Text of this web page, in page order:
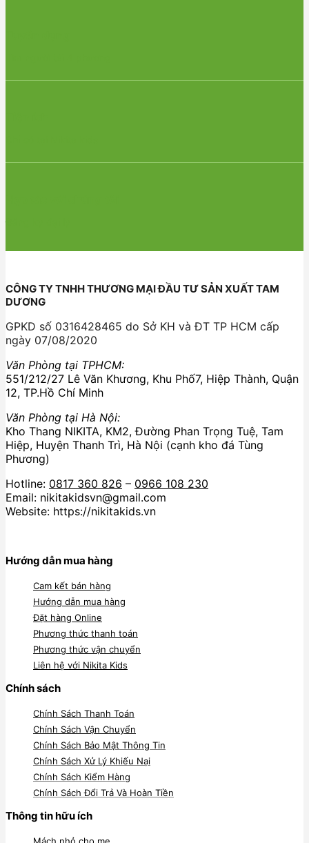
CÔNG TY TNHH THƯƠNG MẠI ĐẦU TƯ SẢN XUẤT TAM
DƯƠNG
GPKD số 0316428465 do Sở KH và ĐT TP HCM cấp
ngày 07/08/2020
Văn Phòng tại TPHCM:
551/212/27 Lê Văn Khương, Khu Phố7, Hiệp Thành, Quận
12, TP.Hồ Chí Minh
Văn Phòng tại Hà Nội:
Kho Thang NIKITA, KM2, Đường Phan Trọng Tuệ, Tam
Hiệp, Huyện Thanh Trì, Hà Nội (cạnh kho đá Tùng
Phương)
Hotline: 0817 360 826 – 0966 108 230
Email: nikitakidsvn@gmail.com
Website: https://nikitakids.vn
Hướng dẫn mua hàng
Cam kết bán hàng
Hướng dẫn mua hàng
Đặt hàng Online
Phương thức thanh toán
Phương thức vận chuyển
Liên hệ với Nikita Kids
Chính sách
Chính Sách Thanh Toán
Chính Sách Vận Chuyển
Chính Sách Bảo Mật Thông Tin
Chính Sách Xử Lý Khiếu Nại
Chính Sách Kiểm Hàng
Chính Sách Đổi Trả Và Hoàn Tiền
Thông tin hữu ích